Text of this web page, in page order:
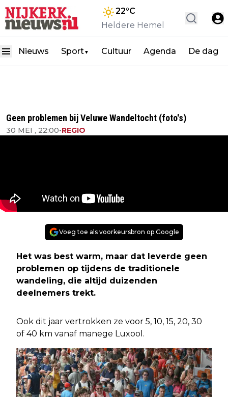
22°C
Heldere Hemel
Nieuws Sport▼ Cultuur Agenda De dag
Geen problemen bij Veluwe Wandeltocht (foto's)
30 MEI , 22:00•REGIO
Voeg toe als voorkeursbron op Google
Het was best warm, maar dat leverde geen
problemen op tijdens de traditionele
wandeling, die altijd duizenden
deelnemers trekt.
Ook dit jaar vertrokken ze voor 5, 10, 15, 20, 30
of 40 km vanaf manege Luxool.